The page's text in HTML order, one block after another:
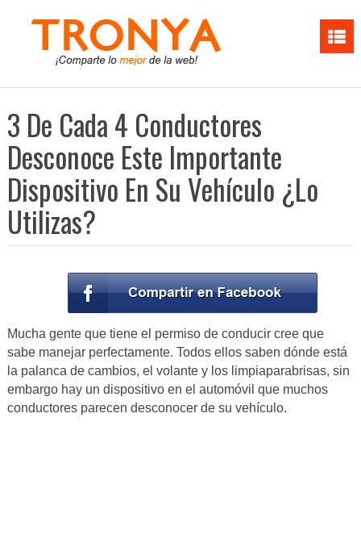
3 De Cada 4 Conductores
Desconoce Este Importante
Dispositivo En Su Vehículo ¿Lo
Utilizas?
Mucha gente que tiene el permiso de conducir cree que
sabe manejar perfectamente. Todos ellos saben dónde está
la palanca de cambios, el volante y los limpiaparabrisas, sin
embargo hay un dispositivo en el automóvil que muchos
conductores parecen desconocer de su vehículo.